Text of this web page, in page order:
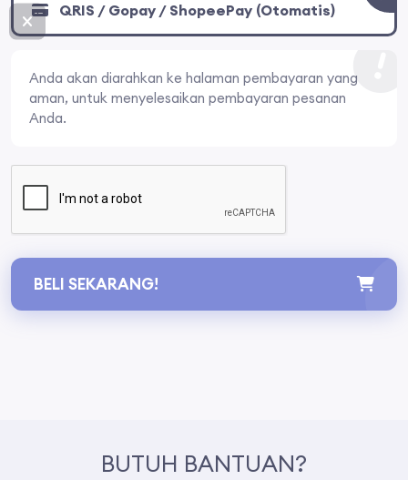
QRIS / Gopay / ShopeePay (Otomatis)
Anda akan diarahkan ke halaman pembayaran yang
aman, untuk menyelesaikan pembayaran pesanan
Anda.
BELI SEKARANG!
BUTUH BANTUAN?